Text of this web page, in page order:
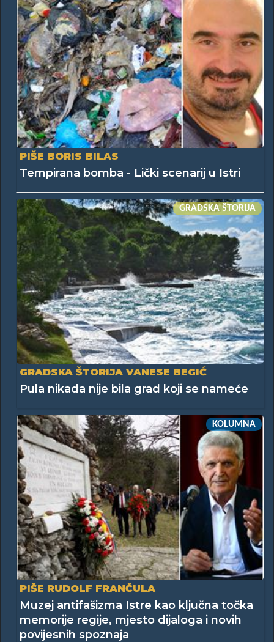
PIŠE BORIS BILAS
Tempirana bomba - Lički scenarij u Istri
GRADSKA ŠTORIJA
GRADSKA ŠTORIJA VANESE BEGIĆ
Pula nikada nije bila grad koji se nameće
KOLUMNA
PIŠE RUDOLF FRANČULA
Muzej antifašizma Istre kao ključna točka
memorije regije, mjesto dijaloga i novih
povijesnih spoznaja